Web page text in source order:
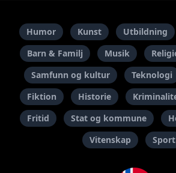
Humor Kunst Utbildning
Barn & Familj
Musik
Samfunn og kultur
Teknologi
Fiktion
Historie
Fritid
Stat og kommune
Vitenskap
Sport